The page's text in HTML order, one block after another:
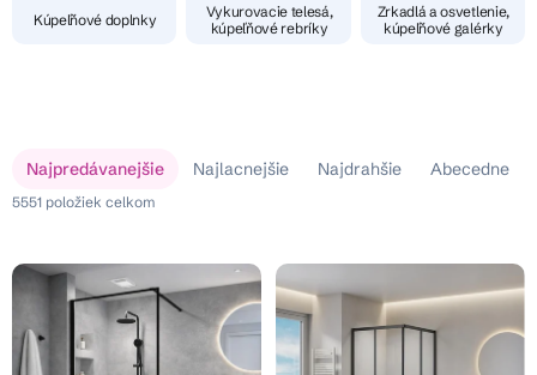
Kúpeľňové doplnky
Vykurovacie telesá,
kúpeľňové rebríky
Zrkadlá a osvetlenie,
kúpeľňové galérky
d
n
i
e
p
Najpredávanejšie Najlacnejšie Najdrahšie Abecedne
5551 položiek celkom
p
s
p
o